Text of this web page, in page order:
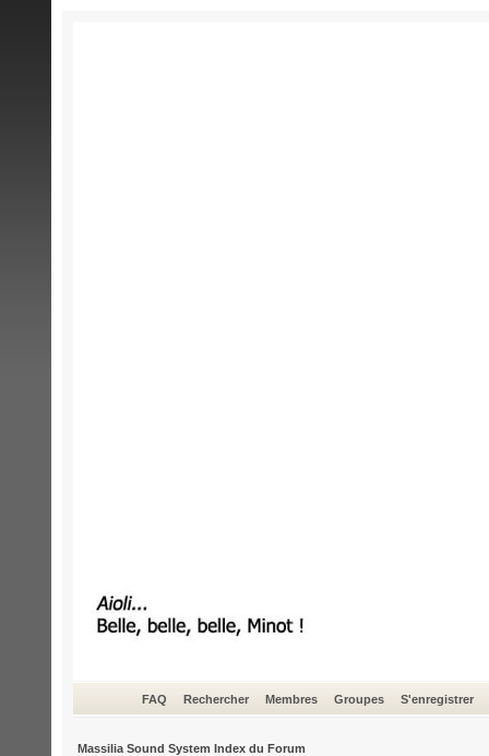
FAQ Rechercher Membres Groupes S'enregistrer
Massilia Sound System Index du Forum